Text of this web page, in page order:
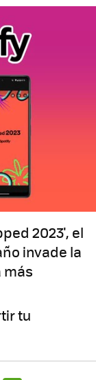
2023', el
invade la
más
tu